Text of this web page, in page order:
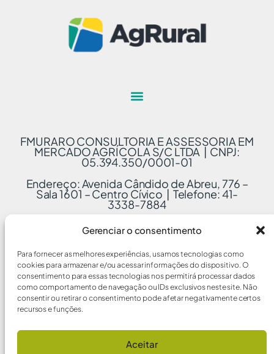
Gerenciar o consentimento
Para fornecer as melhores experiências, usamos tecnologias como
cookies para armazenar e/ou acessar informações do dispositivo. O
consentimento para essas tecnologias nos permitirá processar dados
como comportamento de navegação ou IDs exclusivos neste site. Não
consentir ou retirar o consentimento pode afetar negativamente certos
recursos e funções.
Aceitar
FMURARO CONSULTORIA E ASSESSORIA EM
MERCADO AGRÍCOLA S/C LTDA | CNPJ:
05.394.350/0001-01
Endereço: Avenida Cândido de Abreu, 776 –
Sala 1601 – Centro Cívico | Telefone: 41-
3338-7884